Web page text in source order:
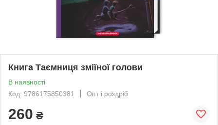
Книга Таємниця зміїної голови
В наявності
Код: 9786175850381
Опт і роздріб
260 ₴